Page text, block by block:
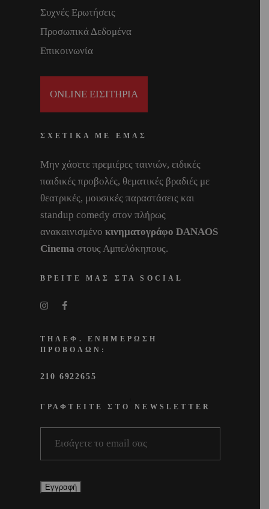
Συχνές Ερωτήσεις
Προσωπικά Δεδομένα
Επικοινωνία
ONLINE ΕΙΣΙΤΗΡΙΑ
ΣΧΕΤΙΚΑ ΜΕ ΕΜΑΣ
Μην χάσετε πρεμιέρες ταινιών, ειδικές
παιδικές προβολές, θεματικές βραδιές με
θεατρικές, μουσικές παραστάσεις και
standup comedy στον πλήρως
ανακαινισμένο κινηματογράφο DANAOS
Cinema στους Αμπελόκηπους.
ΒΡΕΙΤΕ ΜΑΣ ΣΤΑ SOCIAL
ΤΗΛΕΦ. ΕΝΗΜΕΡΩΣΗ
ΠΡΟΒΟΛΩΝ:
210 6922655
ΓΡΑΦΤΕΙΤΕ ΣΤΟ NEWSLETTER